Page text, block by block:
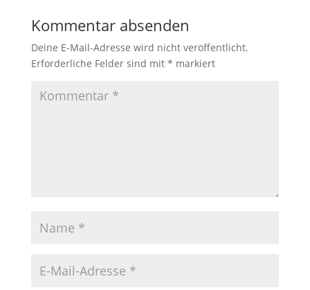
Kommentar absenden
Deine E-Mail-Adresse wird nicht veröffentlicht.
Erforderliche Felder sind mit * markiert